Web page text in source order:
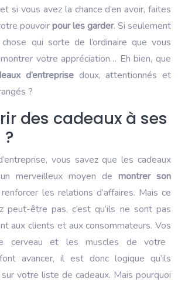
si vous avez la chance d’en avoir, faites
pouvoirpour les garder. Si seulement
qui sorte de l’ordinaire que vous
votre appréciation… Eh bien, que
d’entreprise doux, attentionnés et
?
des cadeaux à ses
vous savez que les cadeaux
merveilleux moyen de montrer son
les relations d’affaires. Mais ce
peut-être pas, c’est qu’ils ne sont pas
aux clients et aux consommateurs. Vos
cerveau et les muscles de votre
avancer, il est donc logique qu’ils
votre liste de cadeaux. Mais pourquoi